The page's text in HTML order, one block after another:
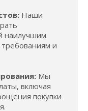
Наши
наилучшим
и
Мы
включая
покупки